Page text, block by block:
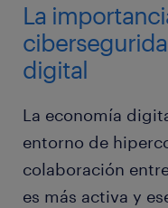
La
digital
La economía
entorno de
colaboración
es más activa y